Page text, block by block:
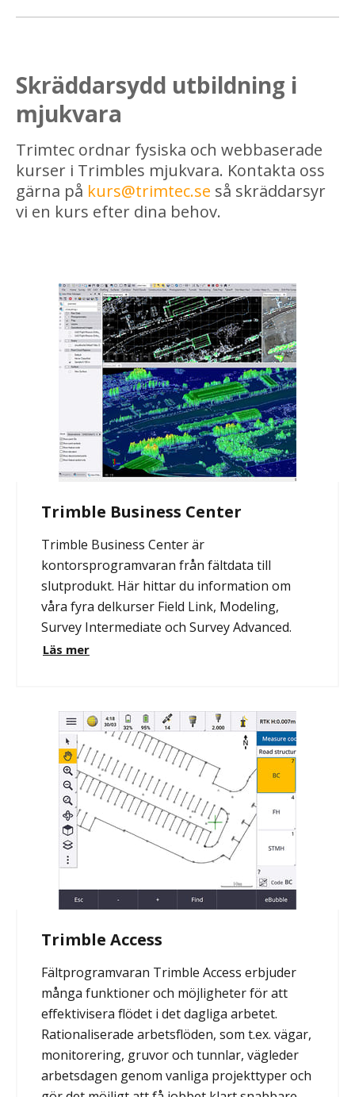
Skräddarsydd utbildning i
mjukvara
Trimtec ordnar fysiska och webbaserade
kurser i Trimbles mjukvara. Kontakta oss
gärna på kurs@trimtec.se så skräddarsyr
vi en kurs efter dina behov.
Trimble Business Center
Trimble Business Center är
kontorsprogramvaran från fältdata till
slutprodukt. Här hittar du information om
våra fyra delkurser Field Link, Modeling,
Survey Intermediate och Survey Advanced.
Läs mer
Trimble Access
Fältprogramvaran Trimble Access erbjuder
många funktioner och möjligheter för att
effektivisera flödet i det dagliga arbetet.
Rationaliserade arbetsflöden, som t.ex. vägar,
monitorering, gruvor och tunnlar, vägleder
arbetsdagen genom vanliga projekttyper och